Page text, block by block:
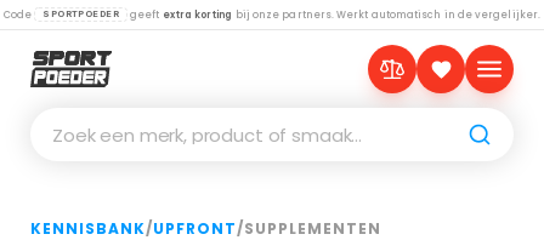
Code SPORTPOEDER geeft extra korting bij onze partners. Werkt automatisch in de vergelijker.
Zoek een merk, product of smaak…
KENNISBANK/UPFRONT/SUPPLEMENTEN